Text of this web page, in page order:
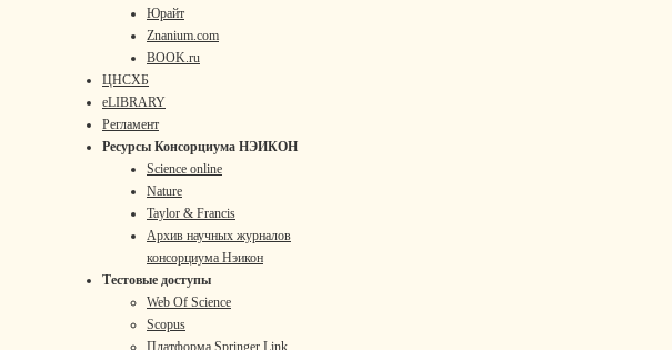
Юрайт
Znanium.com
BOOK.ru
ЦНСХБ
eLIBRARY
Регламент
Ресурсы Консорциума НЭИКОН
Science online
Nature
Taylor & Francis
Архив научных журналов
консорциума Нэикон
Тестовые доступы
Web Of Science
Scopus
Платформа Springer Link